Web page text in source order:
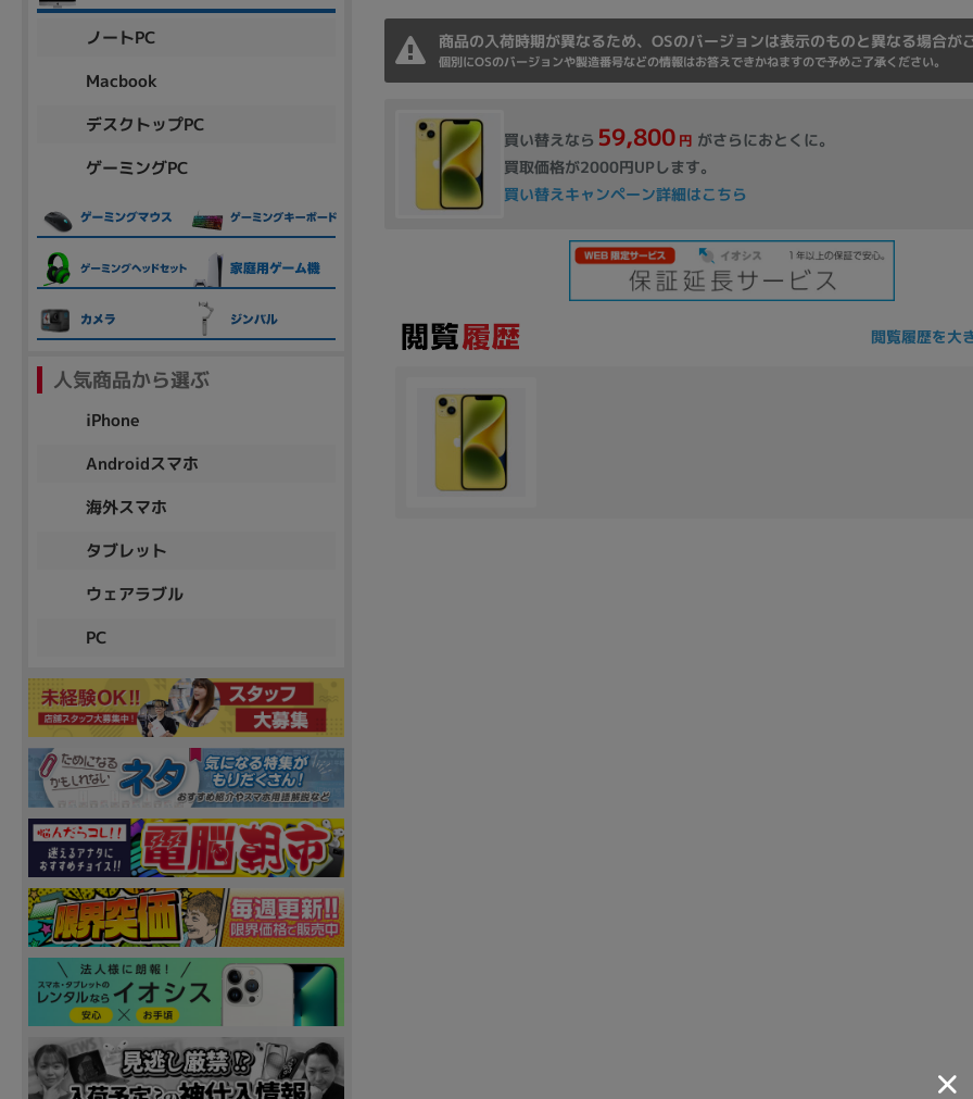
商品の入荷時期が異なるため、OSのバージョンは表示のものと異なる場合が
個別にOSのバージョンや製造番号などの情報はお答えできかねますので予めご了承ください。
買い替えなら 59,800 円 がさらにおとくに。
買取価格が2000円UPします。
買い替えキャンペーン詳細はこちら
閲覧履歴を大
ノートPC
Macbook
デスクトップPC
ゲーミングPC
人気商品から選ぶ
iPhone
Androidスマホ
海外スマホ
タブレット
ウェアラブル
PC
容量
~
モニタサイズ
~
円 ～
発売日
各項目のチェックボックスは「or検索」となります。